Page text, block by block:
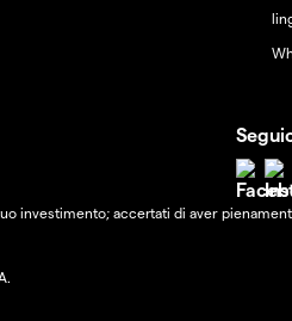
investimento; accertati di aver